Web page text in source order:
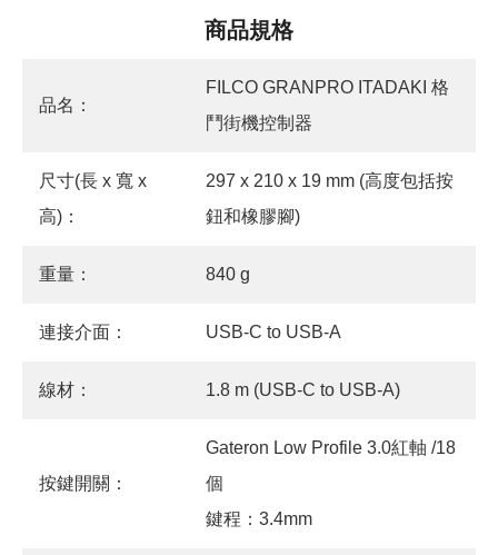
商品規格
品名：
FILCO GRANPRO ITADAKI 格
鬥街機控制器
尺寸(長 x 寬 x
高)：
297 x 210 x 19 mm (高度包括按
鈕和橡膠腳)
重量： 840 g
連接介面： USB-C to USB-A
線材： 1.8 m (USB-C to USB-A)
按鍵開關：
Gateron Low Profile 3.0紅軸 /18
個
鍵程：3.4mm